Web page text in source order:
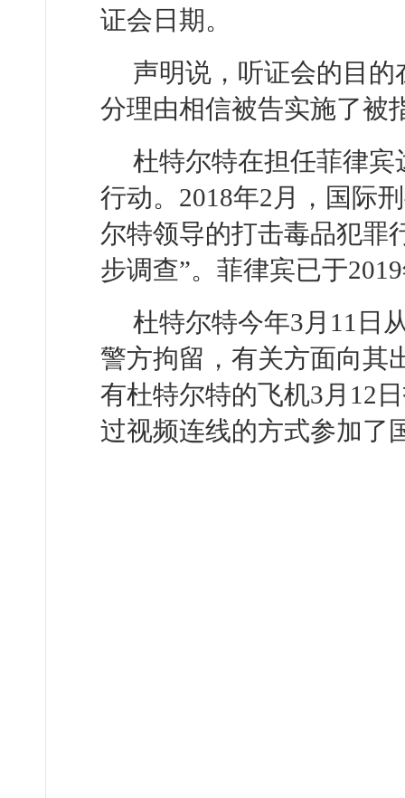
证会日期。
声明说，听证会的目
分理由相信被告实施了被
杜特尔特在担任菲律
行动。2018年2月，国际
尔特领导的打击毒品犯罪
步调查”。菲律宾已于
杜特尔特今年3月11日
警方拘留，有关方面向其
有杜特尔特的飞机3月12
过视频连线的方式参加了